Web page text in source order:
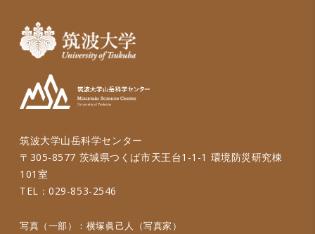
筑波大学山岳科学センター
〒305-8577 茨城県つくば市天王台1-1-1 環境防災研究棟
101室
TEL：029-853-2546
写真（一部）：横塚眞己人（写真家）